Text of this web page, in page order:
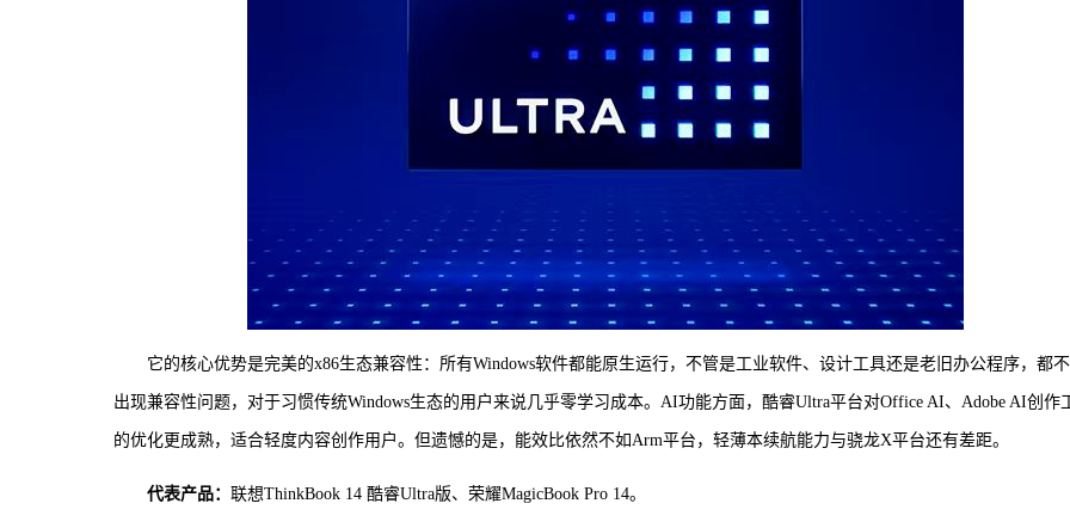
它的核心优势是完美的x86生态兼容性：所有Windows软件都能原生运行，不管是工业软件、设计工具还是老旧办公程序，都
出现兼容性问题，对于习惯传统Windows生态的用户来说几乎零学习成本。AI功能方面，酷睿Ultra平台对Office AI、Adobe AI创作
的优化更成熟，适合轻度内容创作用户。但遗憾的是，能效比依然不如Arm平台，轻薄本续航能力与骁龙X平台还有差距。
代表产品： 联想ThinkBook 14 酷睿Ultra版、荣耀MagicBook Pro 14。